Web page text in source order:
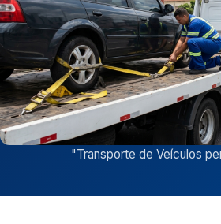
"Transporte de Veículos